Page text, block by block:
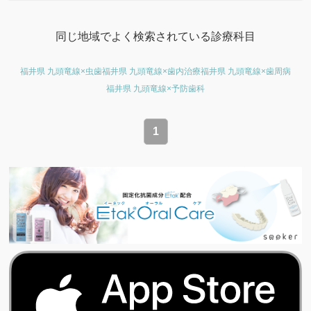
同じ地域でよく検索されている診療科目
福井県 九頭竜線×虫歯福井県 九頭竜線×歯内治療福井県 九頭竜線×歯周病
福井県 九頭竜線×予防歯科
1